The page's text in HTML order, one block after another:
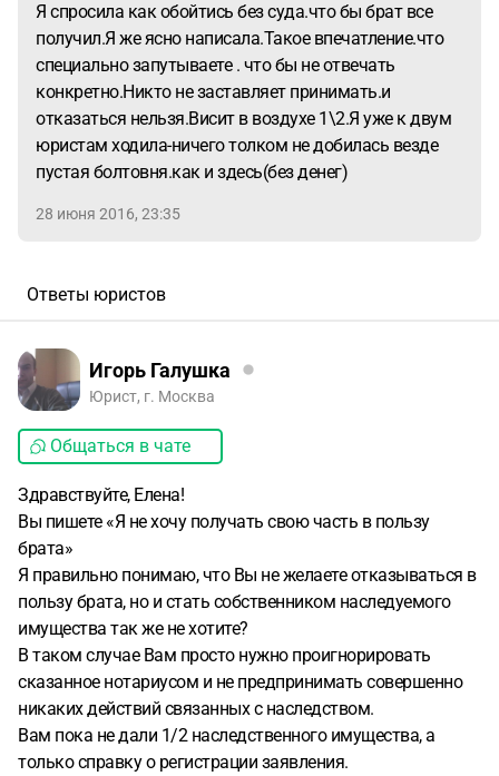
Я спросила как обойтись без суда.что бы брат все
получил.Я же ясно написала.Такое впечатление.что
специально запутываете . что бы не отвечать
конкретно.Никто не заставляет принимать.и
отказаться нельзя.Висит в воздухе 1\2.Я уже к двум
юристам ходила-ничего толком не добилась везде
пустая болтовня.как и здесь(без денег)
28 июня 2016, 23:35
Ответы юристов
Игорь Галушка
Юрист, г. Москва
Общаться в чате
Здравствуйте, Елена!
Вы пишете «Я не хочу получать свою часть в пользу
брата»
Я правильно понимаю, что Вы не желаете отказываться в
пользу брата, но и стать собственником наследуемого
имущества так же не хотите?
В таком случае Вам просто нужно проигнорировать
сказанное нотариусом и не предпринимать совершенно
никаких действий связанных с наследством.
Вам пока не дали 1/2 наследственного имущества, а
только справку о регистрации заявления.